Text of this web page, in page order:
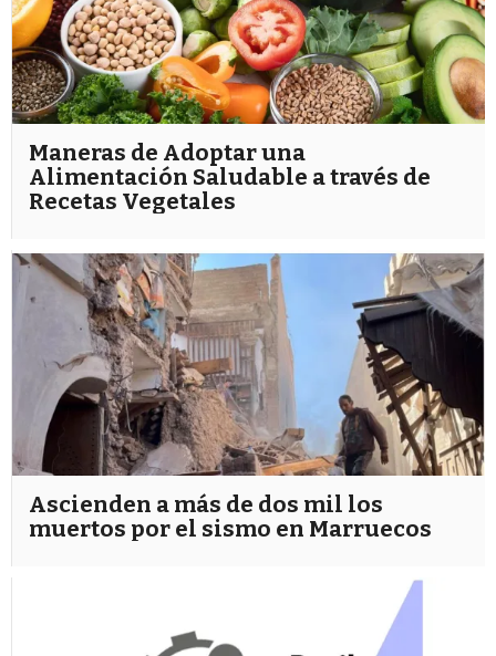
Maneras de Adoptar una
Alimentación Saludable a través de
Recetas Vegetales
Ascienden a más de dos mil los
muertos por el sismo en Marruecos